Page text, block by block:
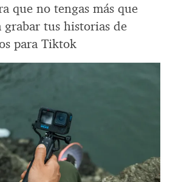
que no tengas más que
tus historias de
para Tiktok